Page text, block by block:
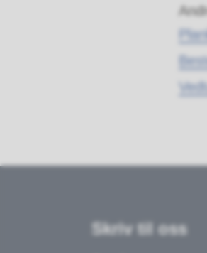
Skriv til oss